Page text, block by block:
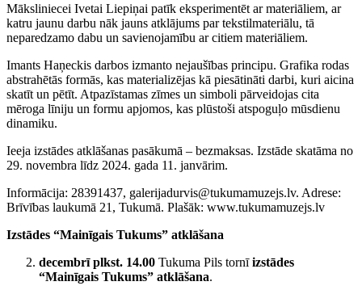
Māksliniecei Ivetai Liepiņai patīk eksperimentēt ar materiāliem, ar
katru jaunu darbu nāk jauns atklājums par tekstilmateriālu, tā
neparedzamo dabu un savienojamību ar citiem materiāliem.
Imants Haņeckis darbos izmanto nejaušības principu. Grafika rodas
abstrahētās formās, kas materializējas kā piesātināti darbi, kuri aicina
skatīt un pētīt. Atpazīstamas zīmes un simboli pārveidojas cita
mēroga līniju un formu apjomos, kas plūstoši atspoguļo mūsdienu
dinamiku.
Ieeja izstādes atklāšanas pasākumā – bezmaksas. Izstāde skatāma no
29. novembra līdz 2024. gada 11. janvārim.
Informācija: 28391437, galerijadurvis@tukumamuzejs.lv. Adrese:
Brīvības laukumā 21, Tukumā. Plašāk: www.tukumamuzejs.lv
Izstādes “Mainīgais Tukums” atklāšana
decembrī plkst. 14.00 Tukuma Pils tornīizstādes
“Mainīgais Tukums” atklāšana.